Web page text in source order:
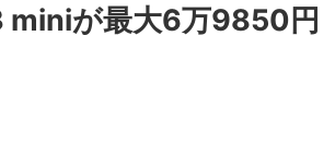
miniが最大6万9850円